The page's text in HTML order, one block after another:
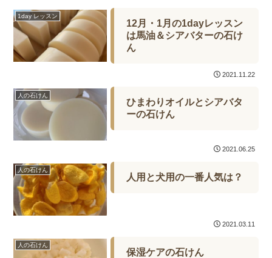
1day レッスン
12月・1月の1dayレッスン
は馬油＆シアバターの石け
ん
2021.11.22
人の石けん
ひまわりオイルとシアバタ
ーの石けん
2021.06.25
人の石けん
人用と犬用の一番人気は？
2021.03.11
人の石けん
保湿ケアの石けん